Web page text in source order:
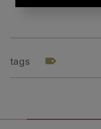
リ
ン
シ
ト
tags